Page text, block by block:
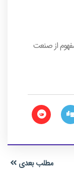
از صنعت
مطلب بعدی